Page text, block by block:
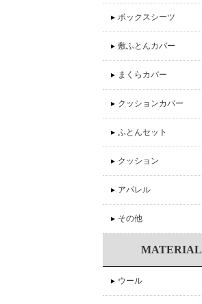
▸ ボックスシーツ
▸ 敷ふとんカバー
▸ まくらカバー
▸ クッションカバー
▸ ふとんセット
▸ クッション
▸ アパレル
▸ その他
MATERIAL
▸ ウール